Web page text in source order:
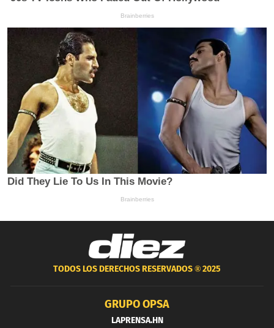
TODOS LOS DERECHOS RESERVADOS ®2025
GRUPO OPSA
LAPRENSA.HN